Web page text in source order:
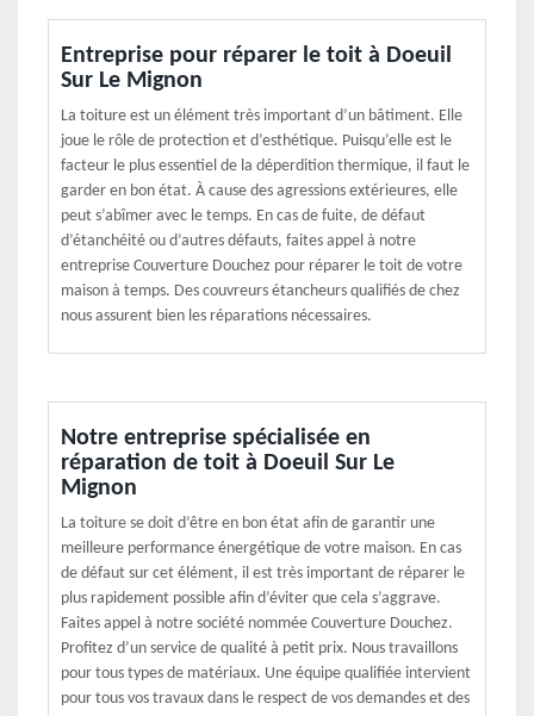
Entreprise pour réparer le toit à Doeuil
Sur Le Mignon
La toiture est un élément très important d’un bâtiment. Elle
joue le rôle de protection et d’esthétique. Puisqu’elle est le
facteur le plus essentiel de la déperdition thermique, il faut le
garder en bon état. À cause des agressions extérieures, elle
peut s’abîmer avec le temps. En cas de fuite, de défaut
d’étanchéité ou d’autres défauts, faites appel à notre
entreprise Couverture Douchez pour réparer le toit de votre
maison à temps. Des couvreurs étancheurs qualifiés de chez
nous assurent bien les réparations nécessaires.
Notre entreprise spécialisée en
réparation de toit à Doeuil Sur Le
Mignon
La toiture se doit d’être en bon état afin de garantir une
meilleure performance énergétique de votre maison. En cas
de défaut sur cet élément, il est très important de réparer le
plus rapidement possible afin d’éviter que cela s’aggrave.
Faites appel à notre société nommée Couverture Douchez.
Profitez d’un service de qualité à petit prix. Nous travaillons
pour tous types de matériaux. Une équipe qualifiée intervient
pour tous vos travaux dans le respect de vos demandes et des